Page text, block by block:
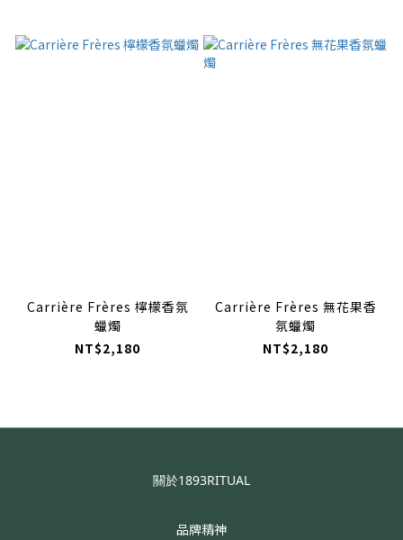
Carrière Frères 檸檬香氛
蠟燭
NT$2,180
Carrière Frères 無花果香
氛蠟燭
NT$2,180
關於1893RITUAL
品牌精神